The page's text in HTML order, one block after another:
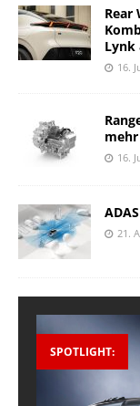
Rear
Lynk
16.
16.
21.
SPOTLIGHT: